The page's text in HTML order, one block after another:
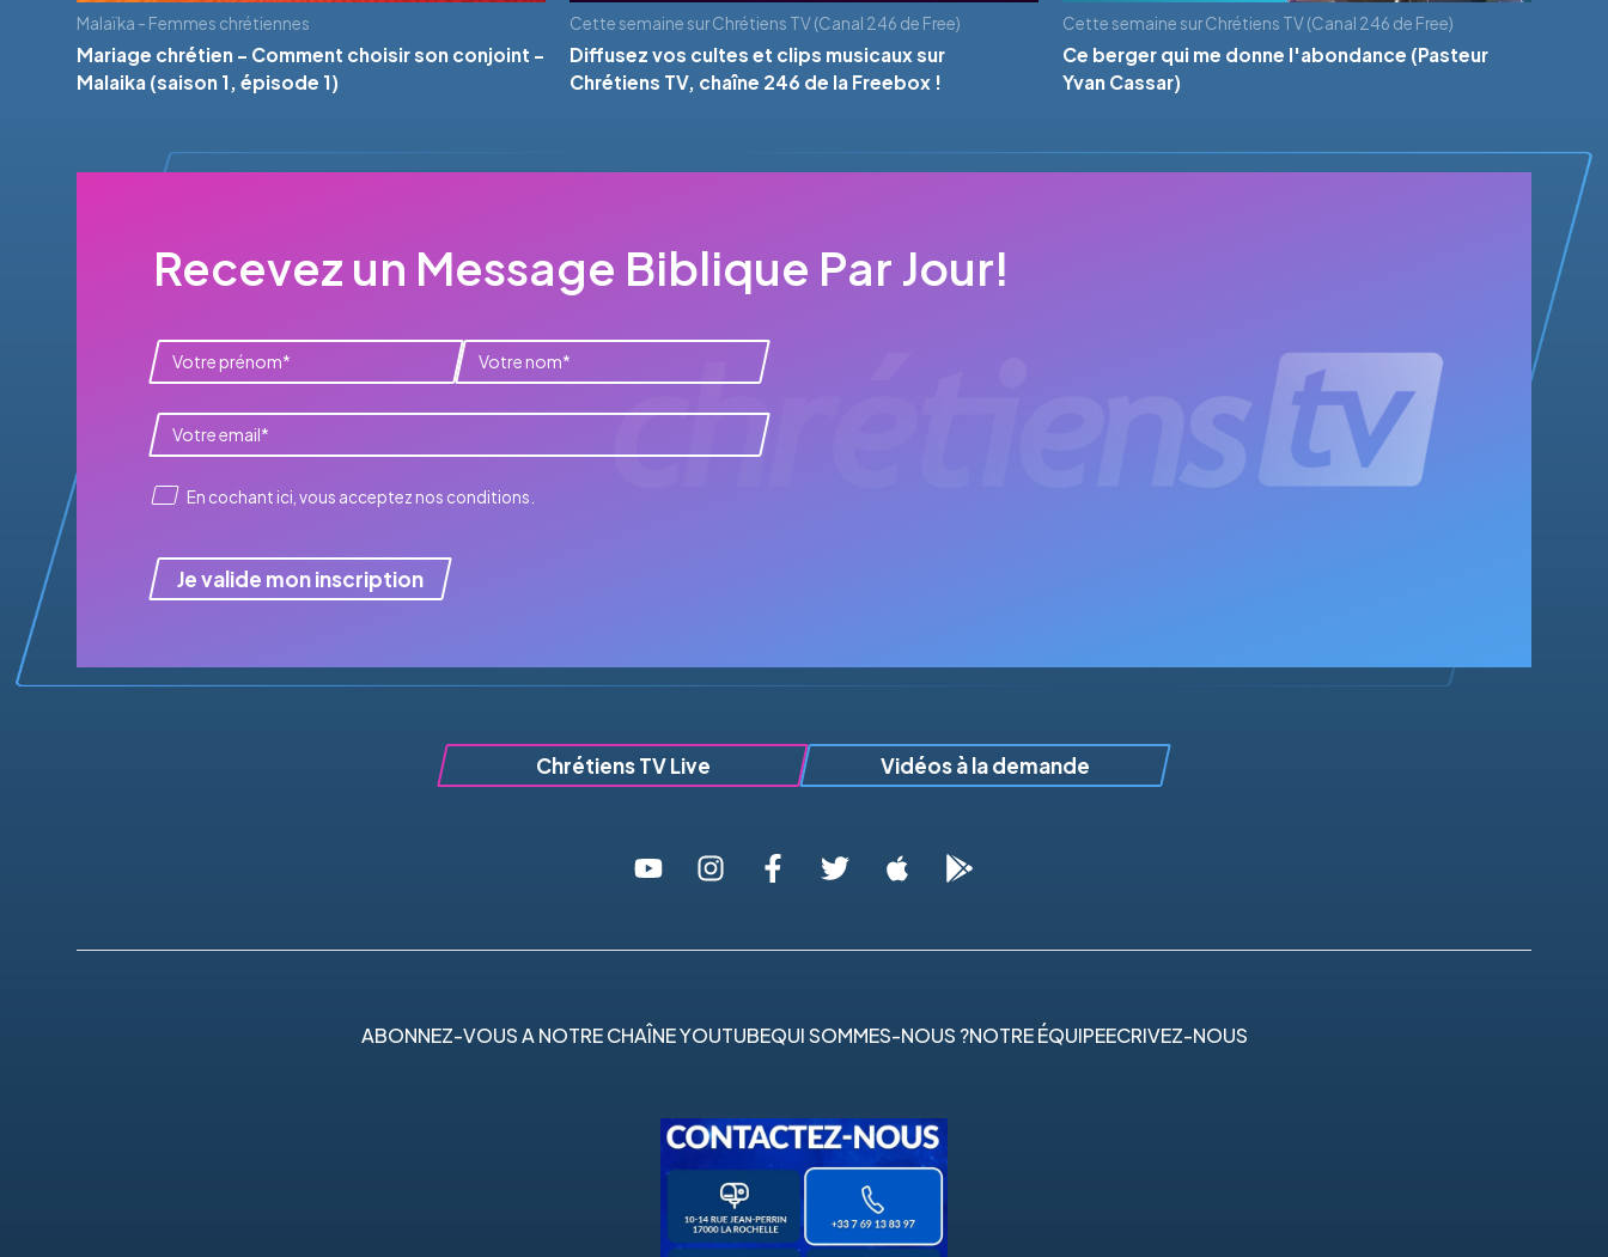
Malaïka - Femmes chrétiennes
Mariage chrétien - Comment choisir son conjoint -
Malaika (saison 1, épisode 1)
Cette semaine sur Chrétiens TV (Canal 246 de Free)
Diffusez vos cultes et clips musicaux sur
Chrétiens TV, chaîne 246 de la Freebox !
Cette semaine sur Chrétiens TV (Canal 246 de Free)
Ce berger qui me donne l'abondance (Pasteur
Yvan Cassar)
Recevez un Message Biblique Par Jour!
En cochant ici, vous acceptez nos conditions
Je valide mon inscription
Chrétiens TV Live Vidéos à la demande
ABONNEZ-VOUS A NOTRE CHAÎNE YOUTUBEQUI SOMMES-NOUS ?NOTRE ÉQUIPEECRIVEZ-NOUS